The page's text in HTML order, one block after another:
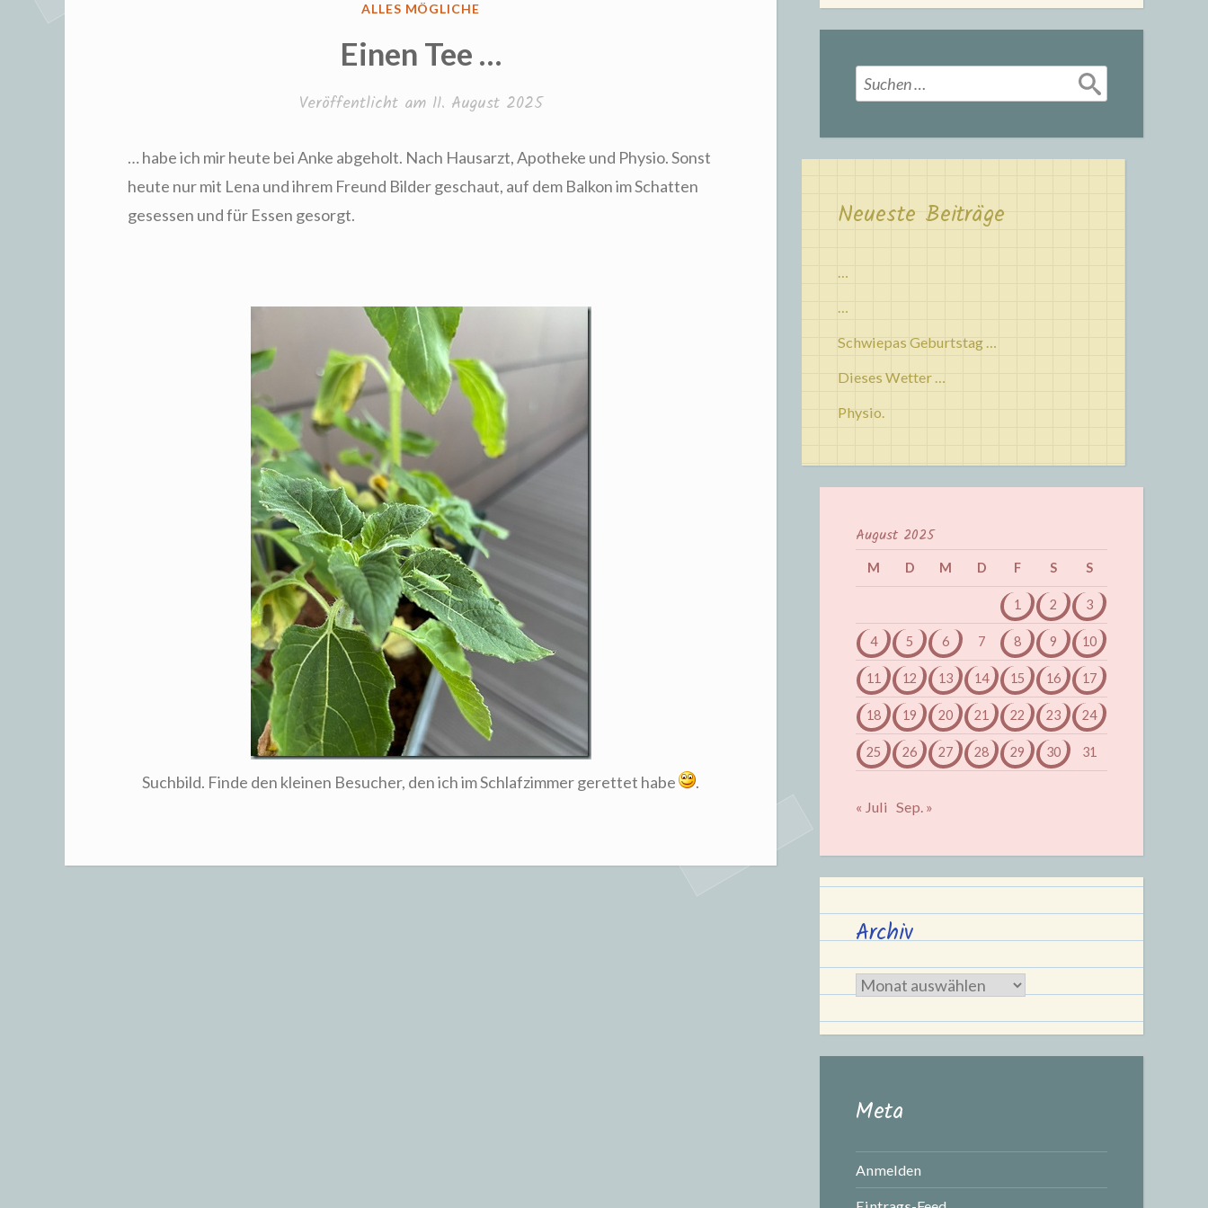
VERÖFFENTLICHT
ALLES MÖGLICHE
Einen Tee …
Veröffentlicht am 11. August 2025
… habe ich mir heute bei Anke abgeholt. Nach Hausarzt, Apotheke und Physio. Sonst
heute nur mit Lena und ihrem Freund Bilder geschaut, auf dem Balkon im Schatten
gesessen und für Essen gesorgt.
Suchbild. Finde den kleinen Besucher, den ich im Schlafzimmer gerettet habe .
Suchen
nach:
Neueste Beiträge
…
…
Schwiepas Geburtstag …
Dieses Wetter …
Physio.
August 2025
M D M D F S S
1 2 3
4 5 6 7 8 9 10
11 12 13 14 15 16 17
18 19 20 21 22 23 24
25 26 27 28 29 30 31
« Juli Sep. »
Archiv
Archiv
Meta
Anmelden